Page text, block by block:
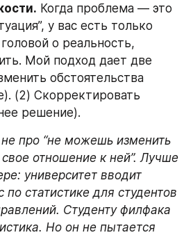
Когда проблема — это
у вас есть только
о реальность,
Мой подход дает две
обстоятельства
(2) Скорректировать
решение).
про “не можешь изменить
отношение к ней”. Лучше
университет вводит
по статистике для студентов
Студенту филфака
Но он не пытается